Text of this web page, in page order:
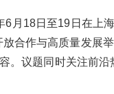
6月18日至19日在上
合作与高质量发展
。议题同时关注前